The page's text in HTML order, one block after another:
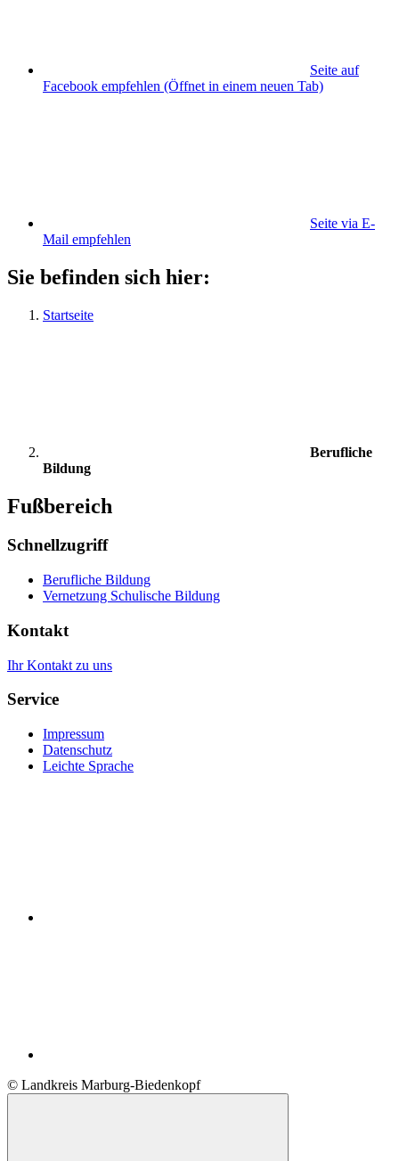
Seite auf
Facebook empfehlen (Öffnet in einem neuen Tab)
Seite via E-
Mail empfehlen
Sie befinden sich hier:
Startseite
Berufliche
Bildung
Fußbereich
Schnellzugriff
Berufliche Bildung
Vernetzung Schulische Bildung
Kontakt
Ihr Kontakt zu uns
Service
Impressum
Datenschutz
Leichte Sprache
© Landkreis Marburg-Biedenkopf